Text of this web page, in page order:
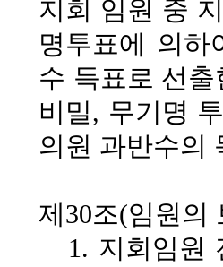
지회 임원 중
명투표에 의
수 득표로 선
비밀, 무기명
의원 과반수의
제30조(임원의
1. 지회임원